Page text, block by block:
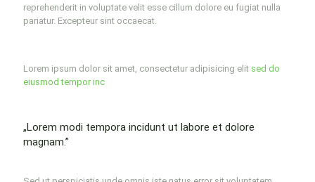
reprehenderit in voluptate velit esse cillum dolore eu fugiat nulla
pariatur. Excepteur sint occaecat.
Lorem ipsum dolor sit amet, consectetur adipisicing elit sed do
eiusmod tempor inc
„Lorem modi tempora incidunt ut labore et dolore
magnam.”